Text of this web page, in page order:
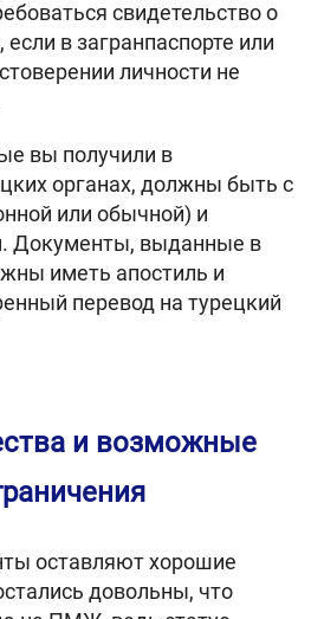
свидетельство о
в загранпаспорте или
личности не
вы получили в
органах, должны быть с
или обычной) и
Документы, выданные в
иметь апостиль и
перевод на турецкий
и возможные
оставляют хорошие
довольны, что